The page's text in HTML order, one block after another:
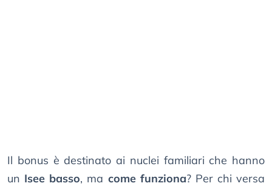
Il bonus è destinato ai nuclei familiari che hanno
un Isee basso, ma come funziona? Per chi versa